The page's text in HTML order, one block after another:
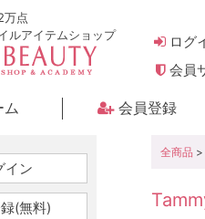
万点
ルアイテムショップ
ログ
会員
ム 会員登録
全商品 >
イン
(無料)